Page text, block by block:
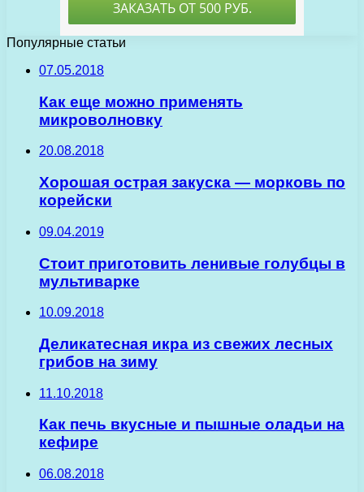
Популярные статьи
07.05.2018
Как еще можно применять
микроволновку
20.08.2018
Хорошая острая закуска — морковь по
корейски
09.04.2019
Стоит приготовить ленивые голубцы в
мультиварке
10.09.2018
Деликатесная икра из свежих лесных
грибов на зиму
11.10.2018
Как печь вкусные и пышные оладьи на
кефире
06.08.2018